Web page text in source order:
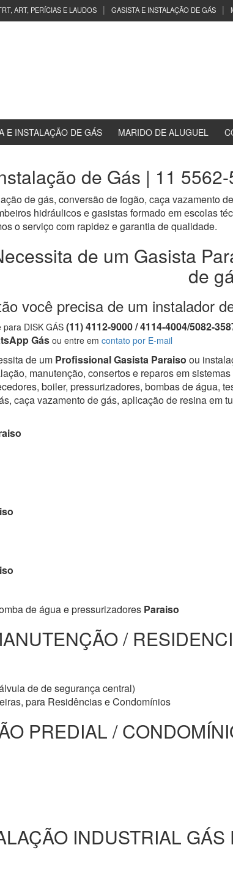
ART, PERÍCIAS E LAUDOS GASISTA E INSTALAÇÃO DE GÁS
E INSTALAÇÃO DE GÁS MARIDO DE ALUGUEL
de Gás | 11
de gás, conversão de fogão, caça vazamento
hidráulicos e gasistas formado em escolas
o serviço com rapidez e garantia de qualidade.
de um Gasista
de
você precisa de um instalador
para DISK GÁS(11) 4112-9000 / 4114-4004/5082-
Gásou entre em contato por E-mail
de um Profissional Gasista Paraiso ou
manutenção, consertos e reparos em
boiler, pressurizadores, bombas de água,
caça vazamento de gás, aplicação de resina em
de água e pressurizadores Paraiso
/
de de segurança central)
para Residências e Condomínios
PREDIAL /
INDUSTRIAL GÁS